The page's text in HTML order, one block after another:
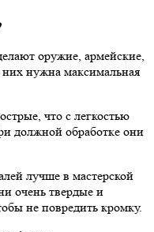
оружие, армейские,
нужна максимальная
что с легкостью
должной обработке они
лучше в мастерской
очень твердые и
не повредить кромку.